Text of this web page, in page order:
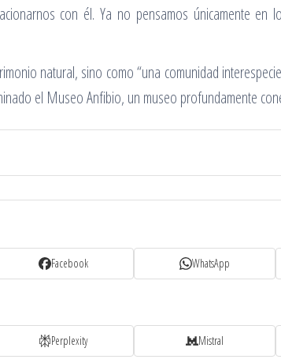
con él. Ya no pensamos únicamente
natural, sino como “una comunidad
el Museo Anfibio, un museo profundamente
Facebook WhatsApp
Perplexity Mistral